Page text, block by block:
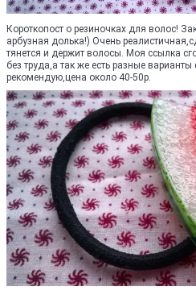
Короткопост о резиночках для волос!
арбузная долька!) Очень
тянется и держит волосы. Моя ссылка
без труда,а так же есть разные
рекомендую,цена около 40-50р.